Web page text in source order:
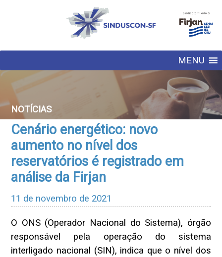
MENU
NOTÍCIAS
Cenário energético: novo
aumento no nível dos
reservatórios é registrado em
análise da Firjan
11 de novembro de 2021
O ONS (Operador Nacional do Sistema), órgão
responsável pela operação do sistema
interligado nacional (SIN), indica que o nível dos